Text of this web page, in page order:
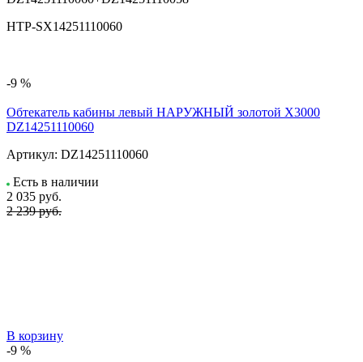
HTP-SX14251110060
-9 %
Обтекатель кабины левый НАРУЖНЫЙ золотой X3000
DZ14251110060
Артикул: DZ14251110060
Есть в наличии
2 035 руб.
2 239 руб.
В корзину
-9 %